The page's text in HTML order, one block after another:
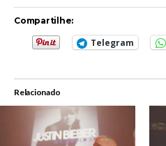
Compartilhe:
Telegram
Relacionado